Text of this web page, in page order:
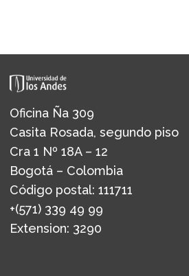
Oficina Ña 309
Casita Rosada, segundo piso
Cra 1 Nº 18A – 12
Bogotá – Colombia
Código postal: 111711
+(571) 339 49 99
Extension: 3290